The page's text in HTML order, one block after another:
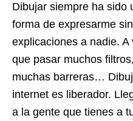
Dibujar siempre ha sido
forma de expresarme
explicaciones a nadie.
que pasar muchos
muchas barreras…
internet es liberador.
a la gente que tienes a